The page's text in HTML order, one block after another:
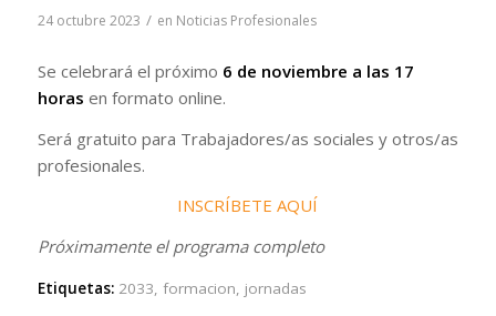
24 octubre 2023 / en Noticias Profesionales
Se celebrará el próximo 6 de noviembre a las 17
horas en formato online.
Será gratuito para Trabajadores/as sociales y otros/as
profesionales.
INSCRÍBETE AQUÍ
Próximamente el programa completo
Etiquetas: 2033, formacion, jornadas